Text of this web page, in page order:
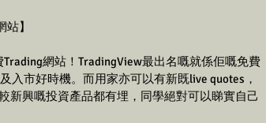
】
網站！TradingView最出名嘅就係佢嘅免費
市好時機。而用家亦可以有新既live quotes，
新興嘅投資產品都有埋，同學絕對可以睇實自己